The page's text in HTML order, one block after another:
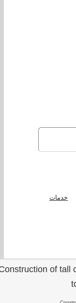
Construction